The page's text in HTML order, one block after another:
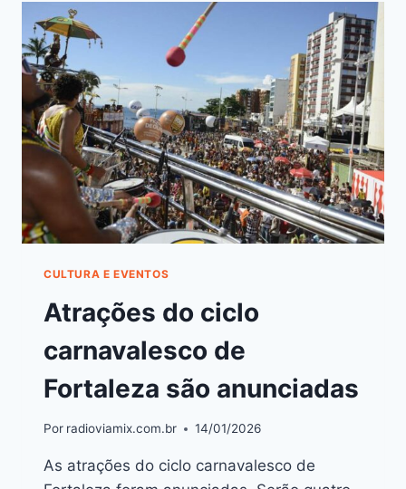
CULTURA E EVENTOS
Atrações do ciclo
carnavalesco de
Fortaleza são anunciadas
Por radioviamix.com.br 14/01/2026
As atrações do ciclo carnavalesco de